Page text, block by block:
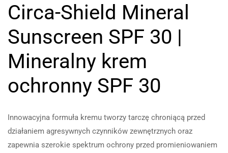
Circa-Shield Mineral
Sunscreen SPF 30 |
Mineralny krem
ochronny SPF 30
Innowacyjna formuła kremu tworzy tarczę chroniącą przed
działaniem agresywnych czynników zewnętrznych oraz
zapewnia szerokie spektrum ochrony przed promieniowaniem